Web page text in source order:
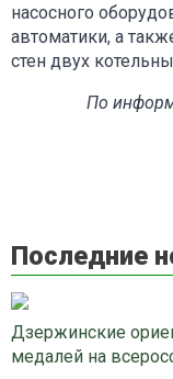
насосного
автоматики, а
стен двух
По
Последние
Дзержинские
медалей на